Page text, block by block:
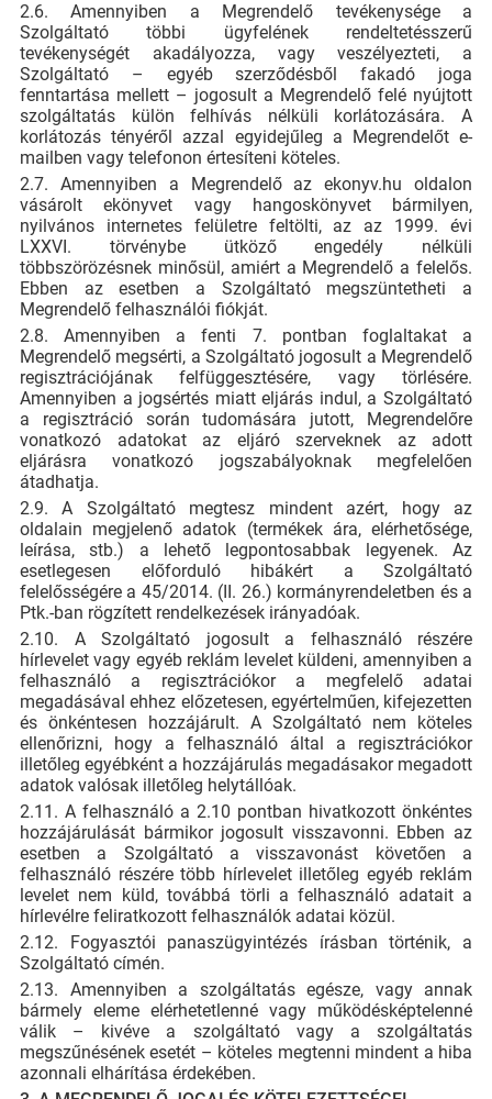
2.6. Amennyiben a Megrendelő tevékenysége a
Szolgáltató többi ügyfelének rendeltetésszerű
tevékenységét akadályozza, vagy veszélyezteti, a
Szolgáltató – egyéb szerződésből fakadó joga
fenntartása mellett – jogosult a Megrendelő felé nyújtott
szolgáltatás külön felhívás nélküli korlátozására. A
korlátozás tényéről azzal egyidejűleg a Megrendelőt e-
mailben vagy telefonon értesíteni köteles.
2.7. Amennyiben a Megrendelő az ekonyv.hu oldalon
vásárolt ekönyvet vagy hangoskönyvet bármilyen,
nyilvános internetes felületre feltölti, az az 1999. évi
LXXVI. törvénybe ütköző engedély nélküli
többszörözésnek minősül, amiért a Megrendelő a felelős.
Ebben az esetben a Szolgáltató megszüntetheti a
Megrendelő felhasználói fiókját.
2.8. Amennyiben a fenti 7. pontban foglaltakat a
Megrendelő megsérti, a Szolgáltató jogosult a Megrendelő
regisztrációjának felfüggesztésére, vagy törlésére.
Amennyiben a jogsértés miatt eljárás indul, a Szolgáltató
a regisztráció során tudomására jutott, Megrendelőre
vonatkozó adatokat az eljáró szerveknek az adott
eljárásra vonatkozó jogszabályoknak megfelelően
átadhatja.
2.9. A Szolgáltató megtesz mindent azért, hogy az
oldalain megjelenő adatok (termékek ára, elérhetősége,
leírása, stb.) a lehető legpontosabbak legyenek. Az
esetlegesen előforduló hibákért a Szolgáltató
felelősségére a 45/2014. (II. 26.) kormányrendeletben és a
Ptk.-ban rögzített rendelkezések irányadóak.
2.10. A Szolgáltató jogosult a felhasználó részére
hírlevelet vagy egyéb reklám levelet küldeni, amennyiben a
felhasználó a regisztrációkor a megfelelő adatai
megadásával ehhez előzetesen, egyértelműen, kifejezetten
és önkéntesen hozzájárult. A Szolgáltató nem köteles
ellenőrizni, hogy a felhasználó által a regisztrációkor
illetőleg egyébként a hozzájárulás megadásakor megadott
adatok valósak illetőleg helytállóak.
2.11. A felhasználó a 2.10 pontban hivatkozott önkéntes
hozzájárulását bármikor jogosult visszavonni. Ebben az
esetben a Szolgáltató a visszavonást követően a
felhasználó részére több hírlevelet illetőleg egyéb reklám
levelet nem küld, továbbá törli a felhasználó adatait a
hírlevélre feliratkozott felhasználók adatai közül.
2.12. Fogyasztói panaszügyintézés írásban történik, a
Szolgáltató címén.
2.13. Amennyiben a szolgáltatás egésze, vagy annak
bármely eleme elérhetetlenné vagy működésképtelenné
válik – kivéve a szolgáltató vagy a szolgáltatás
megszűnésének esetét – köteles megtenni mindent a hiba
azonnali elhárítása érdekében.